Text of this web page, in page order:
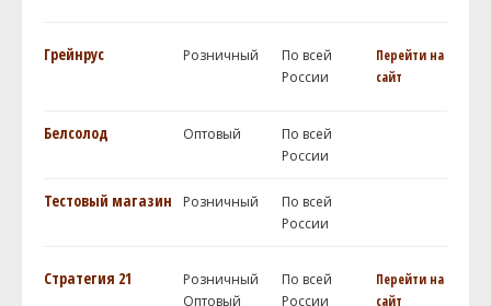
Грейнрус Розничный
По всей
России
Перейти на
сайт
Белсолод Оптовый
По всей
России
Тестовый магазин Розничный
По всей
России
Стратегия 21
Розничный
Оптовый
По всей
России
Перейти на
сайт